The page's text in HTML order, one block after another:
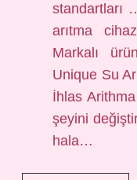
standartları
arıtma
Markalı
Unique Su
İhlas
şeyini
hala…